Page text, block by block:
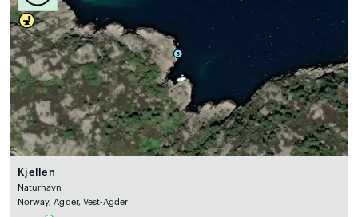
Kjellen
Naturhavn
Norway, Agder, Vest-Agder